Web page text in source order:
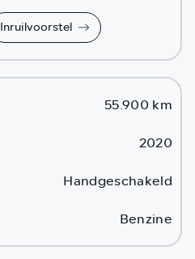
Inruilvoorstel
55.900 km
2020
Handgeschakeld
Benzine